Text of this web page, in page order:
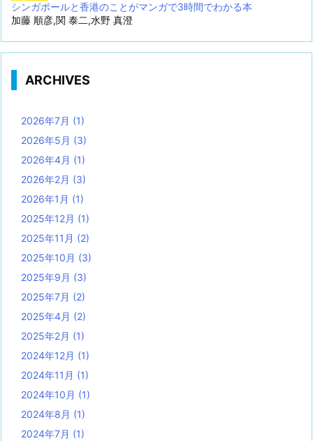
シンガポールと香港のことがマンガで3時間でわかる本
加藤 順彦,関 泰二,水野 真澄
ARCHIVES
2026年7月 (1)
2026年5月 (3)
2026年4月 (1)
2026年2月 (3)
2026年1月 (1)
2025年12月 (1)
2025年11月 (2)
2025年10月 (3)
2025年9月 (3)
2025年7月 (2)
2025年4月 (2)
2025年2月 (1)
2024年12月 (1)
2024年11月 (1)
2024年10月 (1)
2024年8月 (1)
2024年7月 (1)